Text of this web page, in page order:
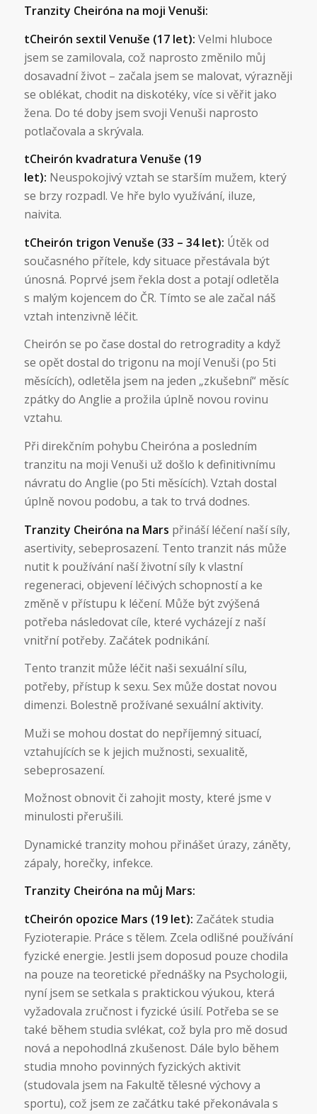
Tranzity Cheiróna na moji Venuši:
tCheirón sextil Venuše (17 let): Velmi hluboce
jsem se zamilovala, což naprosto změnilo můj
dosavadní život – začala jsem se malovat, výrazněji
se oblékat, chodit na diskotéky, více si věřit jako
žena. Do té doby jsem svoji Venuši naprosto
potlačovala a skrývala.
tCheirón kvadratura Venuše (19
let): Neuspokojivý vztah se starším mužem, který
se brzy rozpadl. Ve hře bylo využívání, iluze,
naivita.
tCheirón trigon Venuše (33 – 34 let): Útěk od
současného přítele, kdy situace přestávala být
únosná. Poprvé jsem řekla dost a potají odletěla
s malým kojencem do ČR. Tímto se ale začal náš
vztah intenzivně léčit.
Cheirón se po čase dostal do retrogradity a když
se opět dostal do trigonu na mojí Venuši (po 5ti
měsících), odletěla jsem na jeden „zkušební“ měsíc
zpátky do Anglie a prožila úplně novou rovinu
vztahu.
Při direkčním pohybu Cheiróna a posledním
tranzitu na moji Venuši už došlo k definitivnímu
návratu do Anglie (po 5ti měsících). Vztah dostal
úplně novou podobu, a tak to trvá dodnes.
Tranzity Cheiróna na Mars přináší léčení naší síly,
asertivity, sebeprosazení. Tento tranzit nás může
nutit k používání naší životní síly k vlastní
regeneraci, objevení léčivých schopností a ke
změně v přístupu k léčení. Může být zvýšená
potřeba následovat cíle, které vycházejí z naší
vnitřní potřeby. Začátek podnikání.
Tento tranzit může léčit naši sexuální sílu,
potřeby, přístup k sexu. Sex může dostat novou
dimenzi. Bolestně prožívané sexuální aktivity.
Muži se mohou dostat do nepříjemný situací,
vztahujících se k jejich mužnosti, sexualitě,
sebeprosazení.
Možnost obnovit či zahojit mosty, které jsme v
minulosti přerušili.
Dynamické tranzity mohou přinášet úrazy, záněty,
zápaly, horečky, infekce.
Tranzity Cheiróna na můj Mars:
tCheirón opozice Mars (19 let): Začátek studia
Fyzioterapie. Práce s tělem. Zcela odlišné používání
fyzické energie. Jestli jsem doposud pouze chodila
na pouze na teoretické přednášky na Psychologii,
nyní jsem se setkala s praktickou výukou, která
vyžadovala zručnost i fyzické úsilí. Potřeba se se
také během studia svlékat, což byla pro mě dosud
nová a nepohodlná zkušenost. Dále bylo během
studia mnoho povinných fyzických aktivit
(studovala jsem na Fakultě tělesné výchovy a
sportu), což jsem ze začátku také překonávala s